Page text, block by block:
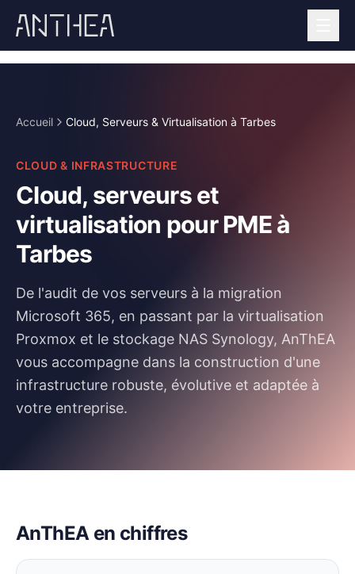
Accueil Cloud, Serveurs & Virtualisation à Tarbes
CLOUD & INFRASTRUCTURE
Cloud, serveurs et
virtualisation pour PME à
Tarbes
De l'audit de vos serveurs à la migration
Microsoft 365, en passant par la virtualisation
Proxmox et le stockage NAS Synology, AnThEA
vous accompagne dans la construction d'une
infrastructure robuste, évolutive et adaptée à
votre entreprise.
AnThEA en chiffres